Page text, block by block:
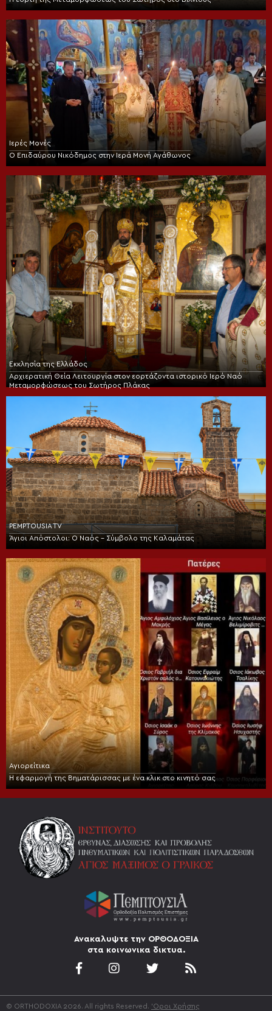
Ιερές Μονές
Ο Επιδαύρου Νικόδημος στην Ιερά Μονή Αγάθωνος
Εκκλησία της Ελλάδος
Αρχιερατική Θεία Λειτουργία στον εορτάζοντα ιστορικό Ιερό Ναό
Μεταμορφώσεως του Σωτήρος Πλάκας
PEMPTOUSIA TV
Άγιοι Απόστολοι: Ο Ναός – Σύμβολο της Καλαμάτας
Αγιορείτικα
Η εφαρμογή της Βηματάρισσας με ένα κλικ στο κινητό σας
Ανακαλυψτε την ΟΡΘΟΔΟΞΙΑ
στα κοινωνικα δικτυα.
© ORTHODOXIA 2026. All rights Reserved. 'Οροι Χρήσης